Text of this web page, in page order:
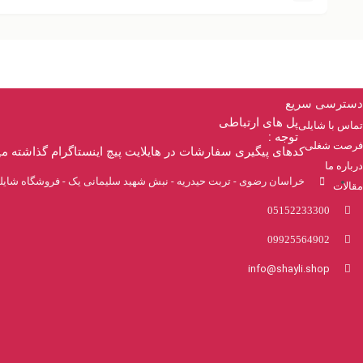
دسترسی سریع
تماس با شایلی
فرصت شغلی
درباره ما
مقالات
پل های ارتباطی
توجه :
کدهای پیگیری سفارشات در هایلایت پیچ اینستاگرام گذاشته
خراسان رضوی - تربت حیدریه - نبش شهید سلیمانی یک - فروشگاه
05152233300
09925564902
info@shayli.shop